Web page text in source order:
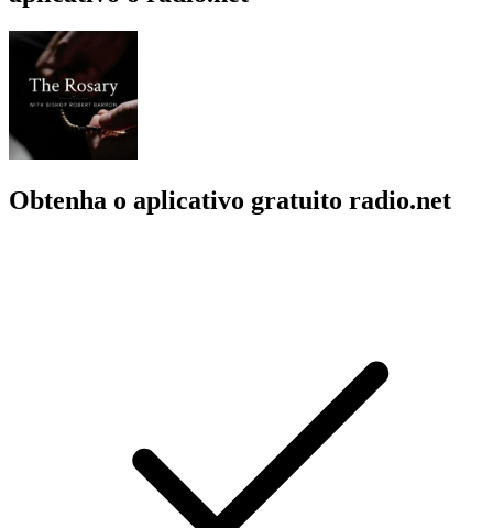
Obtenha o aplicativo gratuito radio.net